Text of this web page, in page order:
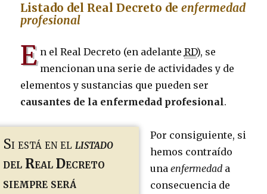
Listado del Real Decreto deenfermedad
profesional
E n el Real Decreto (en adelante RD), se
mencionan una serie de actividades y de
elementos y sustancias que pueden ser
causantes de la enfermedad profesional.
Si está en ellistado
del Real Decreto
siempre será
Por consiguiente, si
hemos contraído
unaenfermedad a
consecuencia de